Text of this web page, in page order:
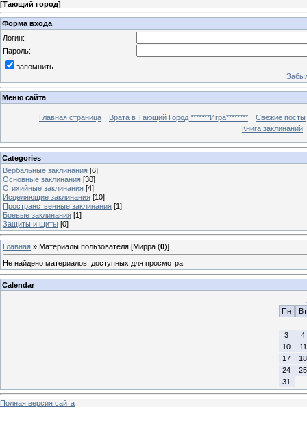
[Тающий город]
Форма входа
Логин:
Пароль:
запомнить
Меню сайта
Главная страница Врата в Тающий Город *******Игра********
Свежие посты
Книга заклинаний
Categories
Вербальные заклинания [6]
Основные заклинания [30]
Стихийные заклинания [4]
Исцеляющие заклинания [10]
Пространственные заклинания [1]
Боевые заклинания [1]
Защиты и щиты [0]
Главная » Материалы пользователя [Мирра (0)]
Не найдено материалов, доступных для просмотра
Calendar
Пн
Вт
3
4
10
11
17
18
24
25
31
Полная версия сайта